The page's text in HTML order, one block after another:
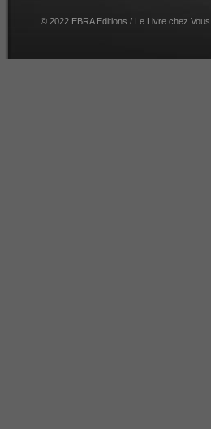
© 2022 EBRA Editions / Le Livre chez Vous.